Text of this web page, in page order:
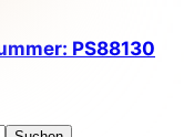
PS88130